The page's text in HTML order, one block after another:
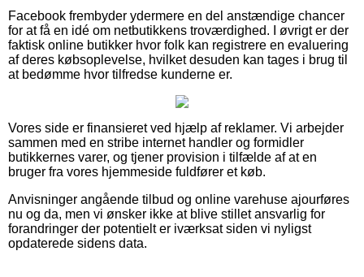
Facebook frembyder ydermere en del anstændige chancer
for at få en idé om netbutikkens troværdighed. I øvrigt er der
faktisk online butikker hvor folk kan registrere en evaluering
af deres købsoplevelse, hvilket desuden kan tages i brug til
at bedømme hvor tilfredse kunderne er.
Vores side er finansieret ved hjælp af reklamer. Vi arbejder
sammen med en stribe internet handler og formidler
butikkernes varer, og tjener provision i tilfælde af at en
bruger fra vores hjemmeside fuldfører et køb.
Anvisninger angående tilbud og online varehuse ajourføres
nu og da, men vi ønsker ikke at blive stillet ansvarlig for
forandringer der potentielt er iværksat siden vi nyligst
opdaterede sidens data.